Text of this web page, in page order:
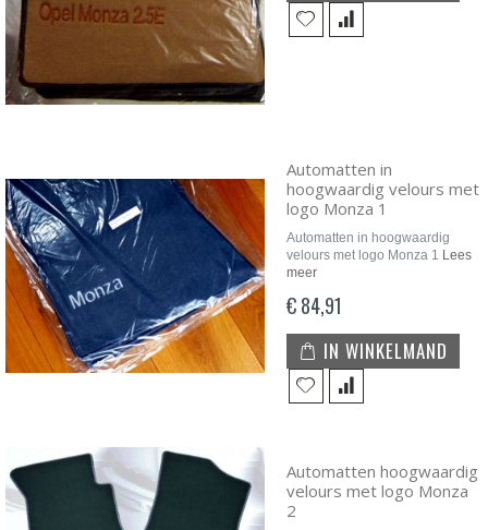
Automatten in
hoogwaardig velours met
logo Monza 1
Automatten in hoogwaardig
velours met logo Monza 1 Lees
meer
€ 84,91
IN WINKELMAND
Automatten hoogwaardig
velours met logo Monza
2